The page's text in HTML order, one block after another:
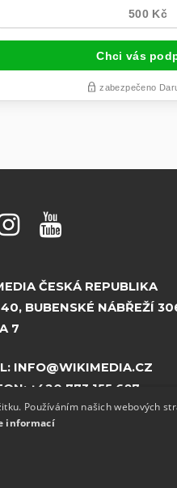
ČESKÁ REPUBLIKA
BUBENSKÉ NÁBŘEŽÍ
7
INFO@WIKIMEDIA.CZ
+420 773 155 687
Používáním našich webových
informací